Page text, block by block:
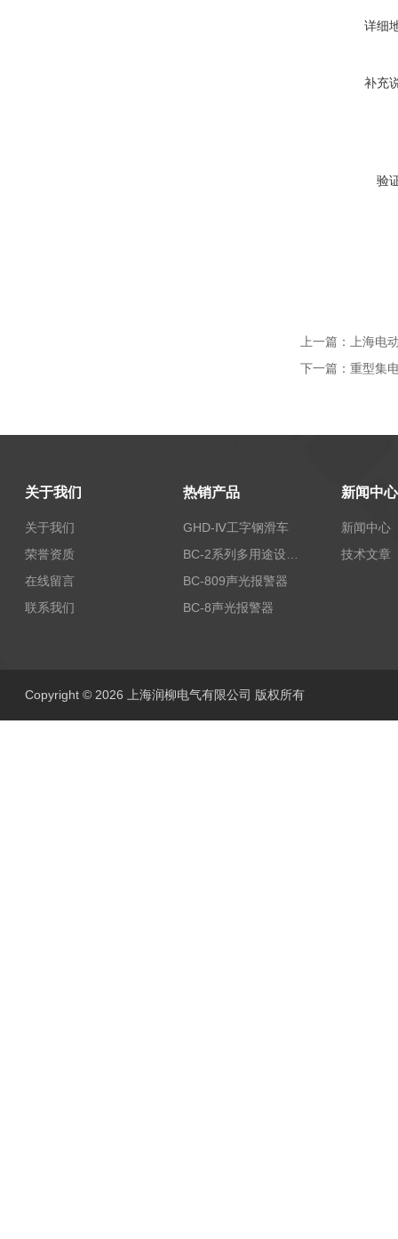
详细
补充
验
上一篇：
上海电
下一篇： 重型集
关于我们
关于我们
荣誉资质
在线留言
联系我们
热销产品
GHD-Ⅳ工字钢滑车
BC-809声光报警器
BC-8声光报警器
新闻中心
新闻中心
技术文章
Copyright © 2026 上海润柳电气有限公司 版权所有